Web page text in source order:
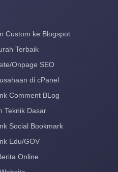
Custom ke Blogspot
Terbaik
Onpage SEO
di cPanel
Comment BLog
Teknik Dasar
Social Bookmark
Edu/GOV
Online